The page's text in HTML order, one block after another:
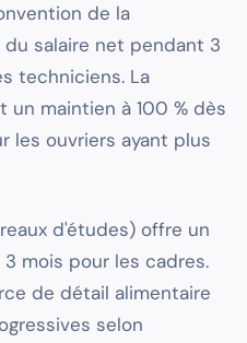
de la
du salaire net pendant 3
techniciens. La
un maintien à 100 % dès
les ouvriers ayant plus
d'études) offre un
mois pour les cadres.
de détail alimentaire
selon